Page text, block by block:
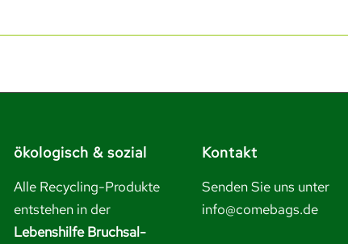
ökologisch & sozial
Alle Recycling-Produkte
entstehen in der
Lebenshilfe Bruchsal-
Kontakt
Senden Sie uns unter
info@comebags.de